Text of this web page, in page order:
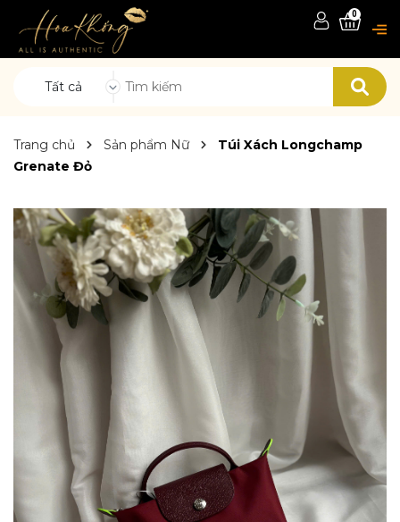
Tất cả
0
Trang chủ Sản phẩm Nữ
Túi Xách Longchamp
Grenate Đỏ